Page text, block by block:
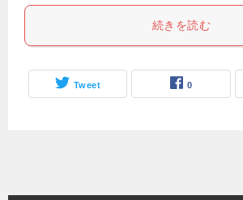
続きを読む
Tweet 0